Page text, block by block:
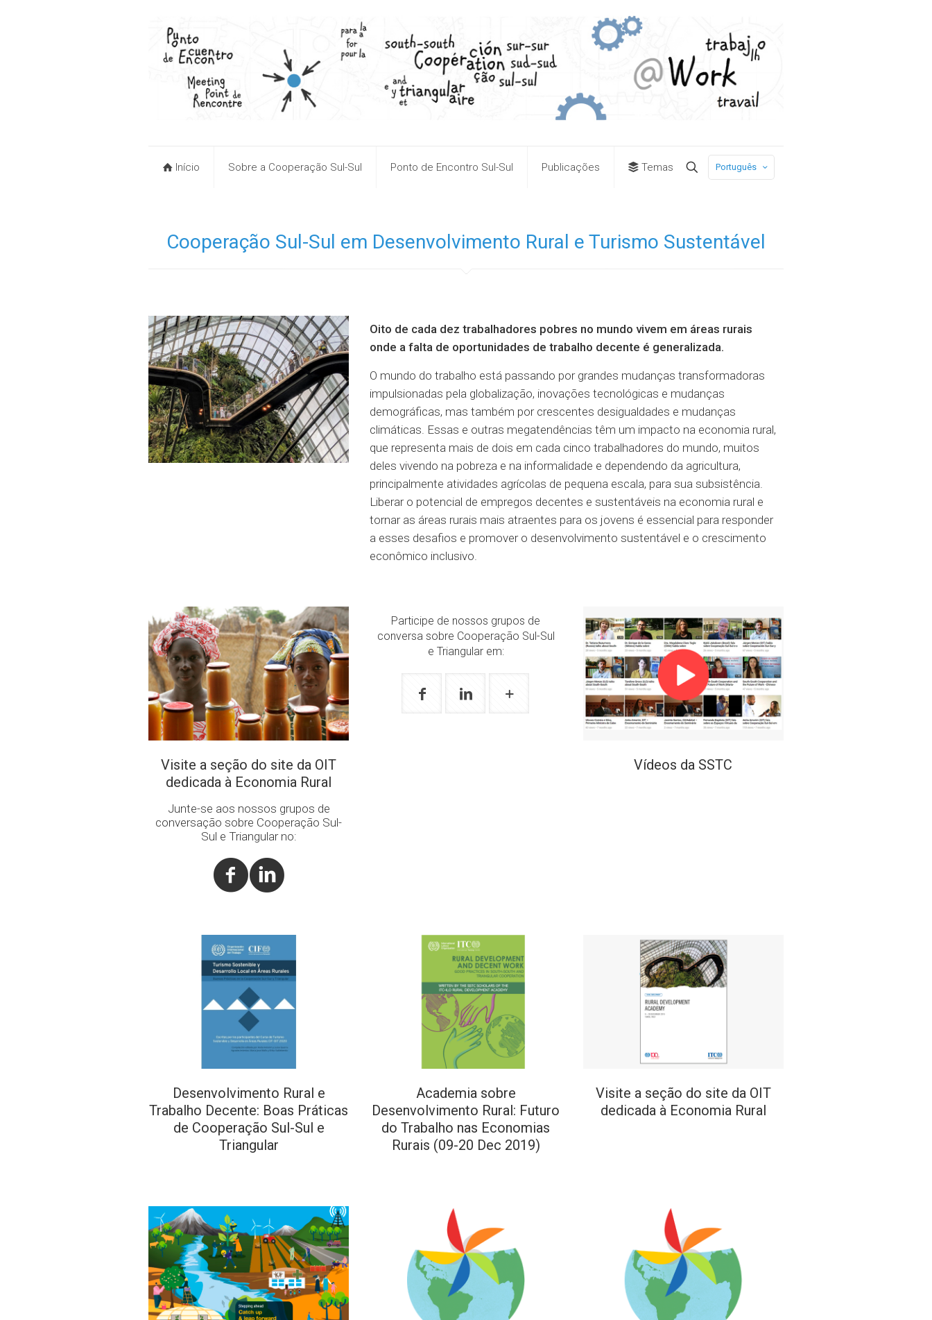
Início Sobre a Cooperação Sul-Sul Ponto de Encontro Sul-Sul Publicações Temas Português
Cooperação Sul-Sul em Desenvolvimento Rural e Turismo Sustentável
Oito de cada dez trabalhadores pobres no mundo vivem em áreas rurais
onde a falta de oportunidades de trabalho decente é generalizada.
O mundo do trabalho está passando por grandes mudanças transformadoras
impulsionadas pela globalização, inovações tecnológicas e mudanças
demográficas, mas também por crescentes desigualdades e mudanças
climáticas. Essas e outras megatendências têm um impacto na economia rural,
que representa mais de dois em cada cinco trabalhadores do mundo, muitos
deles vivendo na pobreza e na informalidade e dependendo da agricultura,
principalmente atividades agrícolas de pequena escala, para sua subsistência.
Liberar o potencial de empregos decentes e sustentáveis na economia rural e
tornar as áreas rurais mais atraentes para os jovens é essencial para responder
a esses desafios e promover o desenvolvimento sustentável e o crescimento
econômico inclusivo.
Visite a seção do site da OIT
dedicada à Economia Rural
Junte-se aos nossos grupos de
conversação sobre Cooperação Sul-
Sul e Triangular no:
Participe de nossos grupos de
conversa sobre Cooperação Sul-Sul
e Triangular em:
Vídeos da SSTC
Desenvolvimento Rural e
Trabalho Decente: Boas Práticas
de Cooperação Sul-Sul e
Triangular
Academia sobre
Desenvolvimento Rural: Futuro
do Trabalho nas Economias
Rurais (09-20 Dec 2019)
Visite a seção do site da OIT
dedicada à Economia Rural